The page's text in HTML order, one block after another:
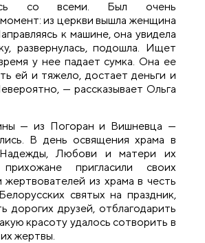
со всеми. Был очень
из церкви вышла женщина
к машине, она увидела
развернулась, подошла. Ищет
у нее падает сумка. Она ее
ей и тяжело, достает деньги и
— рассказывает Ольга
— из Погоран и Вишневца —
В день освящения храма в
Любови и матери их
пригласили своих
из храма в честь
святых на праздник,
дорогих друзей, отблагодарить
красоту удалось сотворить в
жертвы.